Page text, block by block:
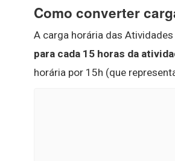
Como converter
A carga horária das
para cada 15 horas da
horária por 15h (que